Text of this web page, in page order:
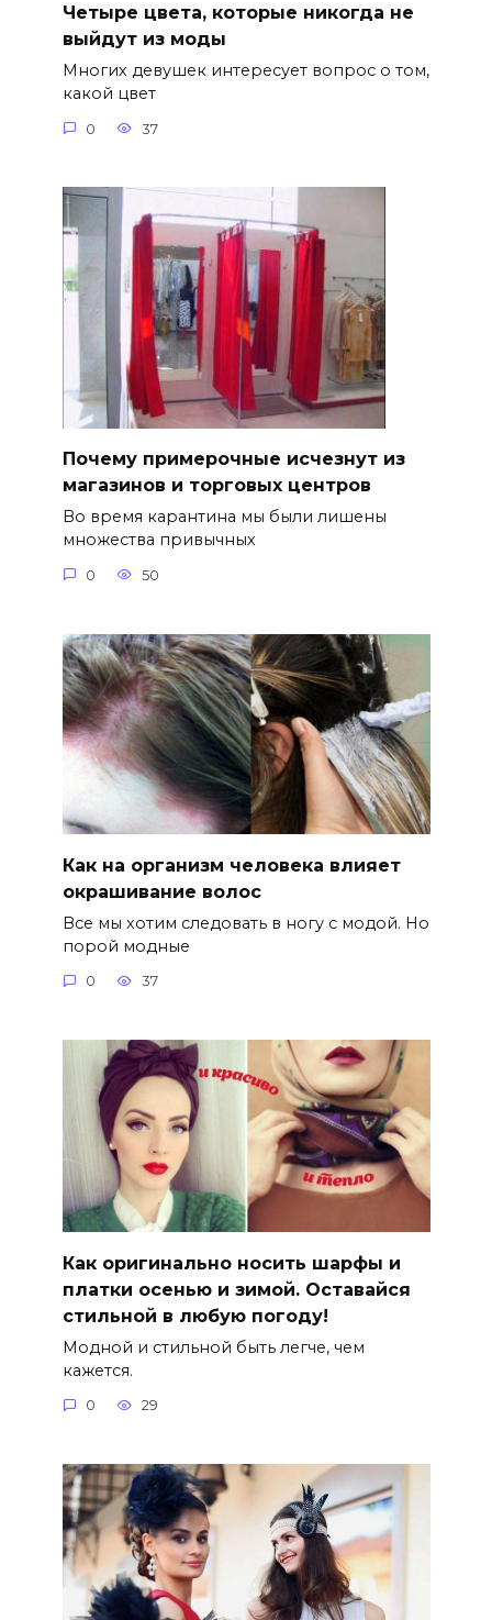
Четыре цвета, которые никогда не
выйдут из моды
Многих девушек интересует вопрос о том,
какой цвет
0 37
Почему примерочные исчезнут из
магазинов и торговых центров
Во время карантина мы были лишены
множества привычных
0 50
Как на организм человека влияет
окрашивание волос
Все мы хотим следовать в ногу с модой. Но
порой модные
0 37
Как оригинально носить шарфы и
платки осенью и зимой. Оставайся
стильной в любую погоду!
Модной и стильной быть легче, чем
кажется.
0 29